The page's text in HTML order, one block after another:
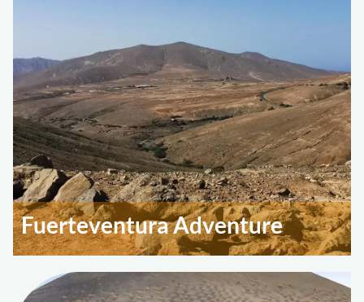
Fuerteventura Adventure